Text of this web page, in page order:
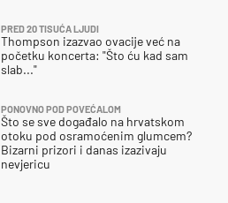
PRED 20 TISUĆA LJUDI
Thompson izazvao ovacije već na
početku koncerta: "Što ću kad sam
slab..."
PONOVNO POD POVEĆALOM
Što se sve događalo na hrvatskom
otoku pod osramoćenim glumcem?
Bizarni prizori i danas izazivaju
nevjericu